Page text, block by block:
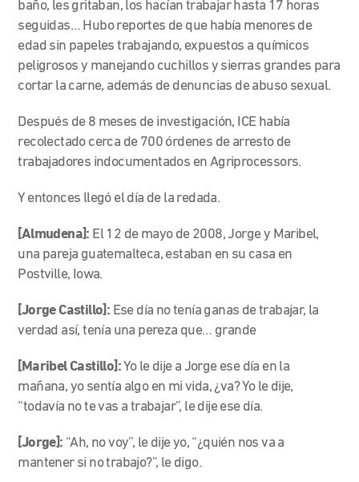
baño, les gritaban, los hacían trabajar hasta 17 horas
seguidas… Hubo reportes de que había menores de
edad sin papeles trabajando, expuestos a químicos
peligrosos y manejando cuchillos y sierras grandes para
cortar la carne, además de denuncias de abuso sexual.
Después de 8 meses de investigación, ICE había
recolectado cerca de 700 órdenes de arresto de
trabajadores indocumentados en Agriprocessors.
Y entonces llegó el día de la redada.
[Almudena]: El 12 de mayo de 2008, Jorge y Maribel,
una pareja guatemalteca, estaban en su casa en
Postville, Iowa.
[Jorge Castillo]: Ese día no tenía ganas de trabajar, la
verdad así, tenía una pereza que… grande
[Maribel Castillo]: Yo le dije a Jorge ese día en la
mañana, yo sentía algo en mi vida, ¿va? Yo le dije,
“todavía no te vas a trabajar”, le dije ese día.
[Jorge]: “Ah, no voy”, le dije yo, “¿quién nos va a
mantener si no trabajo?”, le digo.